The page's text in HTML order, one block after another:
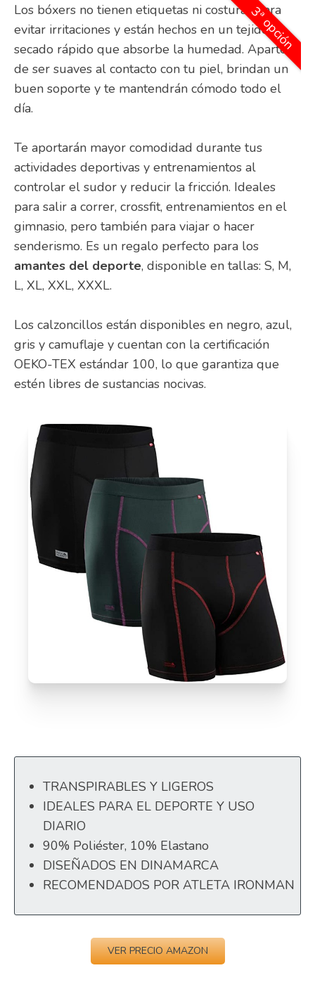
3ª opción
Los bóxers no tienen etiquetas ni costuras para
evitar irritaciones y están hechos en un tejido de
secado rápido que absorbe la humedad. Aparte
de ser suaves al contacto con tu piel, brindan un
buen soporte y te mantendrán cómodo todo el
día.
Te aportarán mayor comodidad durante tus
actividades deportivas y entrenamientos al
controlar el sudor y reducir la fricción. Ideales
para salir a correr, crossfit, entrenamientos en el
gimnasio, pero también para viajar o hacer
senderismo. Es un regalo perfecto para los
amantes del deporte, disponible en tallas: S, M,
L, XL, XXL, XXXL.
Los calzoncillos están disponibles en negro, azul,
gris y camuflaje y cuentan con la certificación
OEKO-TEX estándar 100, lo que garantiza que
estén libres de sustancias nocivas.
TRANSPIRABLES Y LIGEROS
IDEALES PARA EL DEPORTE Y USO
DIARIO
90% Poliéster, 10% Elastano
DISEÑADOS EN DINAMARCA
RECOMENDADOS POR ATLETA IRONMAN
VER PRECIO AMAZON